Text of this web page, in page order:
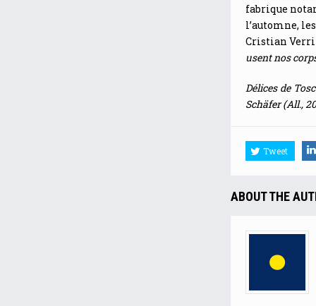
fabrique
l’automne,
Cristian
usent nos
Délices de
Schäfer (All.,
Tweet
ABOUT THE